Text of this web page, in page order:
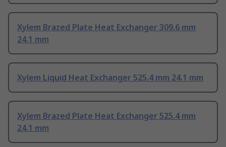
Xylem Brazed Plate Heat Exchanger 309.6 mm
24.1 mm
Xylem Liquid Heat Exchanger 525.4 mm 24.1 mm
Xylem Brazed Plate Heat Exchanger 525.4 mm
24.1 mm